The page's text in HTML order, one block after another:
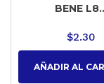
BENE
$2.30
AÑADIR AL